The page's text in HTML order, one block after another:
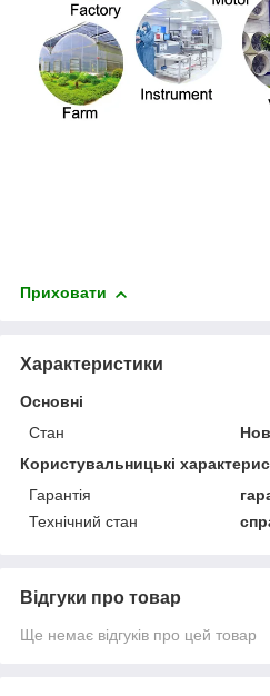
Приховати
Характеристики
Основні
Стан
Користувальницькі
Гарантія
Технічний стан
Відгуки про товар
Ще немає відгуків про цей товар